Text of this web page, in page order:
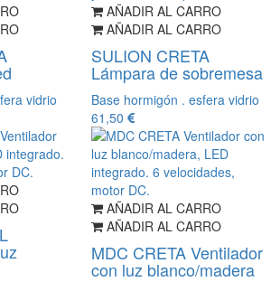
vidrio
AÑADIR AL CARRO
AÑADIR AL CARRO
SULION CRETA
Lámpara de sobremesa
Base hormigón . esfera vidrio
61,50
AÑADIR AL CARRO
AÑADIR AL CARRO
MDC CRETA Ventilador
con luz blanco/madera